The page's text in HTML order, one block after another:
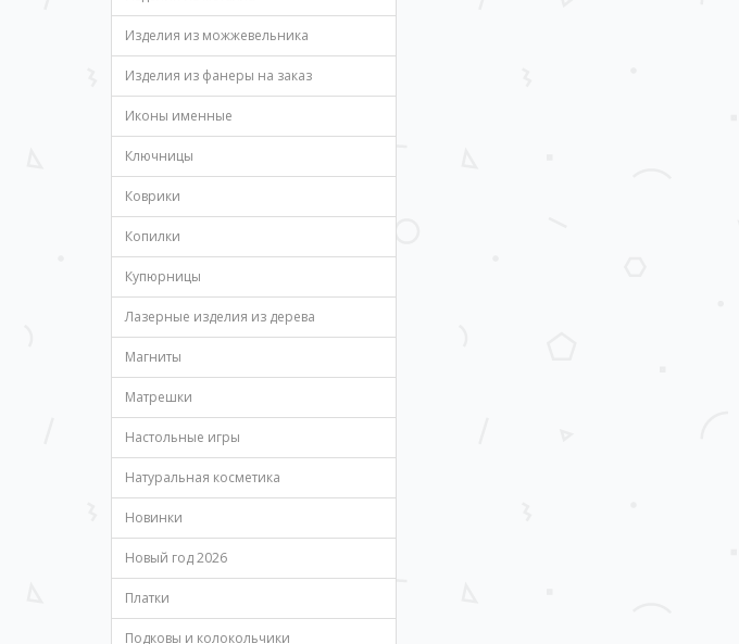
Изделия из можжевельника
Изделия из фанеры на заказ
Иконы именные
Ключницы
Коврики
Копилки
Купюрницы
Лазерные изделия из дерева
Магниты
Матрешки
Настольные игры
Натуральная косметика
Новинки
Новый год 2026
Платки
Подковы и колокольчики